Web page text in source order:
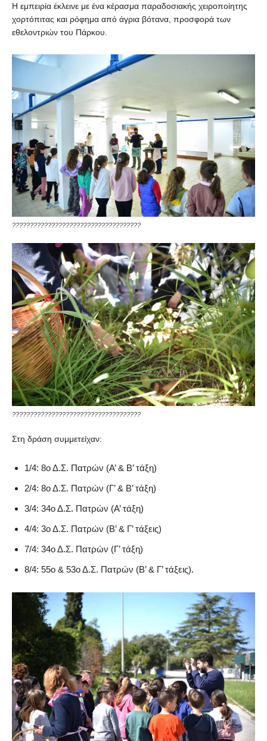
Η εμπειρία έκλεινε με ένα κέρασμα παραδοσιακής χειροποίητης
χορτόπιτας και ρόφημα από άγρια βότανα, προσφορά των
εθελοντριών του Πάρκου.
????????????????????????????????????
????????????????????????????????????
Στη δράση συμμετείχαν:
1/4: 8ο Δ.Σ. Πατρών (Α’ & Β’ τάξη)
2/4: 8ο Δ.Σ. Πατρών (Γ’ & Β’ τάξη)
3/4: 34ο Δ.Σ. Πατρών (Α’ τάξη)
4/4: 3ο Δ.Σ. Πατρών (Β’ & Γ’ τάξεις)
7/4: 34ο Δ.Σ. Πατρών (Γ’ τάξη)
8/4: 55ο & 53ο Δ.Σ. Πατρών (Β’ & Γ’ τάξεις).